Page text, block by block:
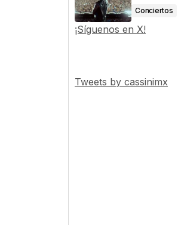
Conciertos
¡Síguenos en X!
Tweets by cassinimx